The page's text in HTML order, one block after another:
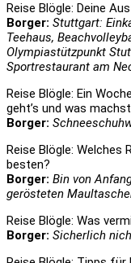
Reise Blögle: Deine
Borger: Stuttgart:
Teehaus,
Olympiastützpunkt
Sportrestaurant am
Reise Blögle: Ein
geht’s und was
Borger:
Reise Blögle: Welches
besten?
Borger: Bin von
gerösteten
Reise Blögle: Was
Borger: Sicherlich